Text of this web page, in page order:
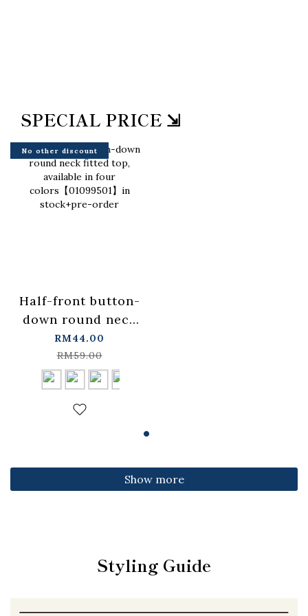
SPECIAL PRICE ⇲
No other discount
Half-front button-
down round neck
fitted top,
available in four
colors【01099501】
in stock+pre-order
RM44.00
RM59.00
Show more
Styling Guide